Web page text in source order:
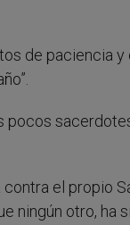
de paciencia
pocos
el propio
ningún otro, ha